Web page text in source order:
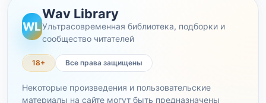
WL
Wav Library
Ультрасовременная библиотека, подборки и
сообщество читателей
18+ Все права защищены
Некоторые произведения и пользовательские
материалы на сайте могут быть предназначены